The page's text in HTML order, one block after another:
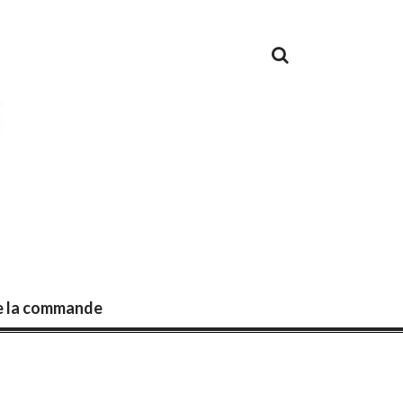
commande